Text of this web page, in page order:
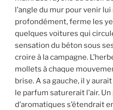
l’angle du mur pour venir
profondément, ferme les
quelques voitures qui
sensation du béton sous
croire à la campagne.
mollets à chaque
brise. A sa gauche, il y
le parfum saturerait l’air.
d’aromatiques s’étendrait